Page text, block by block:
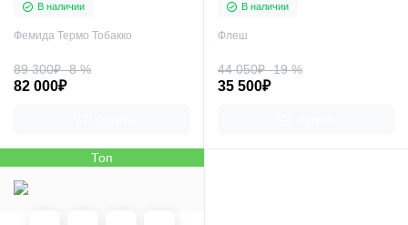
В наличии
Фемида Термо Тобакко
89 300₽ -8 %
82 000₽
В наличии
Флеш
44 050₽ -19 %
35 500₽
Топ